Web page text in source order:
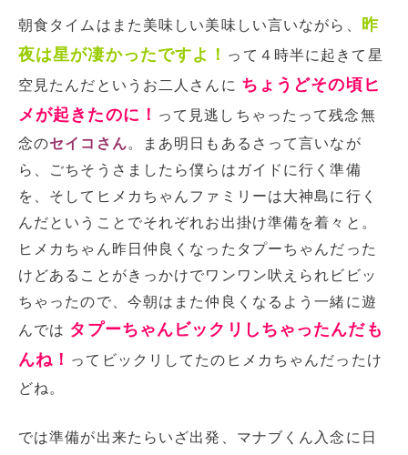
朝食タイムはまた美味しい美味しい言いながら、
昨
夜は星が凄かったですよ！ って４時半に起きて星
空見たんだというお二人さんに ちょうどその頃ヒ
メが起きたのに！ って見逃しちゃったって残念無
念のセイコさん。まあ明日もあるさって言いなが
ら、ごちそうさましたら僕らはガイドに行く準備
を、そしてヒメカちゃんファミリーは大神島に行く
んだということでそれぞれお出掛け準備を着々と。
ヒメカちゃん昨日仲良くなったタプーちゃんだった
けどあることがきっかけでワンワン吠えられビビッ
ちゃったので、今朝はまた仲良くなるよう一緒に遊
んでは タプーちゃんビックリしちゃったんだも
んね！ ってビックリしてたのヒメカちゃんだったけ
どね。
では準備が出来たらいざ出発、マナブくん入念に日